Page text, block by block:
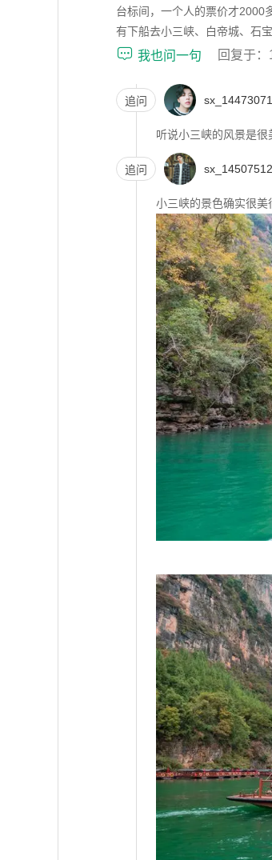
台标间，一个人的票价才2000
有下船去小三峡、白帝城、石
 我也问一句 回复于
追问
听说小三峡的风景是很
追问
小三峡的景色确实很美